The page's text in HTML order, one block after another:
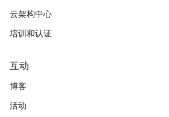
云架构中心
培训和认证
互动
博客
活动